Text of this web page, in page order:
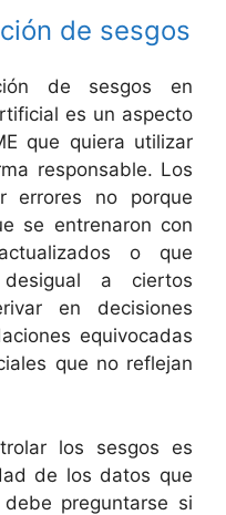
de sesgos
de sesgos en
es un aspecto
que quiera utilizar
responsable. Los
errores no porque
se entrenaron con
o que
a ciertos
en decisiones
equivocadas
que no reflejan
los sesgos es
de los datos que
preguntarse si